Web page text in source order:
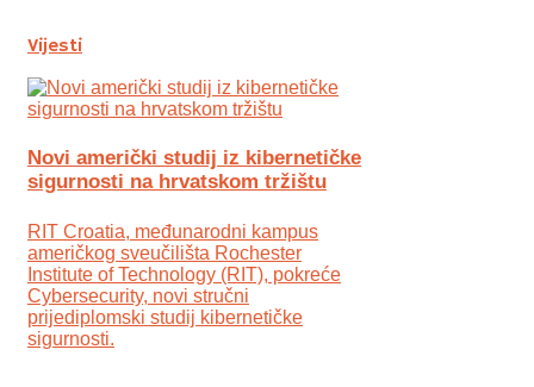
Vijesti
Novi američki studij iz kibernetičke
sigurnosti na hrvatskom tržištu
RIT Croatia, međunarodni kampus
američkog sveučilišta Rochester
Institute of Technology (RIT), pokreće
Cybersecurity, novi stručni
prijediplomski studij kibernetičke
sigurnosti.